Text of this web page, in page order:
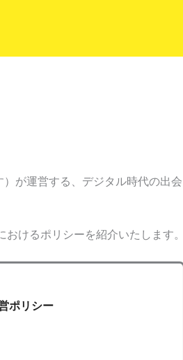
が運営する、デジタル時代の出会
けるポリシーを紹介いたします。
ポリシー